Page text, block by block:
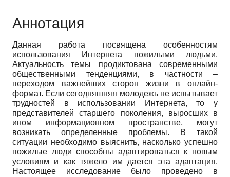
Аннотация
Данная работа посвящена особенностям
использования Интернета пожилыми людьми.
Актуальность темы продиктована современными
общественными тенденциями, в частности –
переходом важнейших сторон жизни в онлайн-
формат. Если сегодняшняя молодежь не испытывает
трудностей в использовании Интернета, то у
представителей старшего поколения, выросших в
ином информационном пространстве, могут
возникать определенные проблемы. В такой
ситуации необходимо выяснить, насколько успешно
пожилые люди способны адаптироваться к новым
условиям и как тяжело им дается эта адаптация.
Настоящее исследование было проведено в